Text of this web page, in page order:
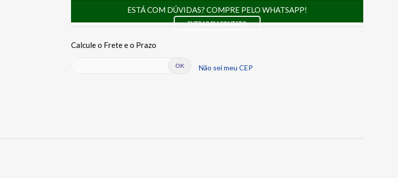
ESTÁ COM DÚVIDAS? COMPRE PELO WHATSAPP!
ENTRAR EM CONTATO
Não sei meu CEP